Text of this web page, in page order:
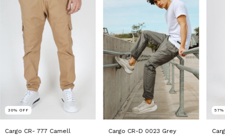
30% OFF
Cargo CR- 777 Camell Cargo CR-D 0023 Grey
57